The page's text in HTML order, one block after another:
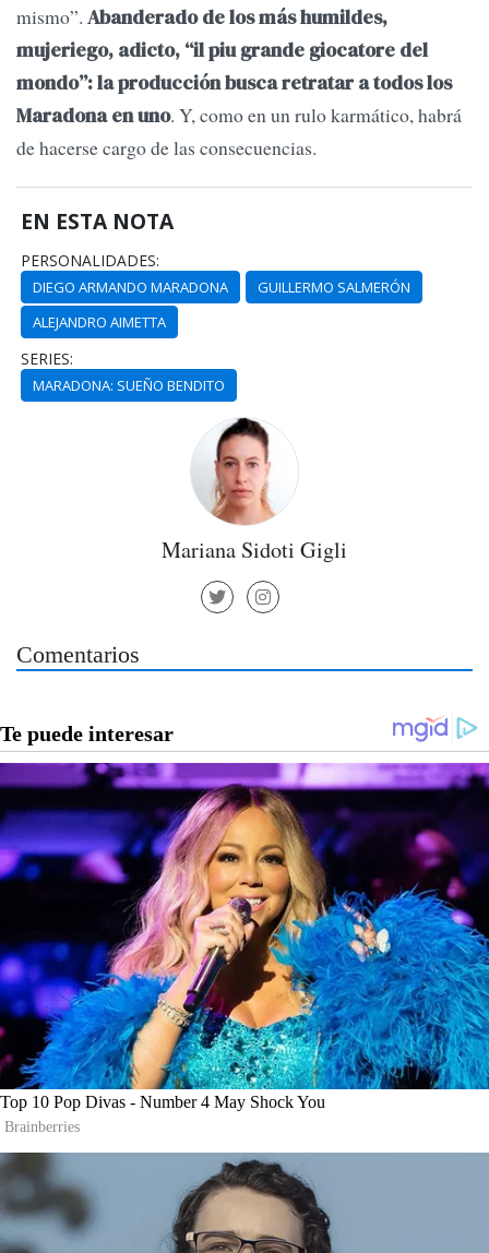
mismo”. Abanderado de los más humildes,
mujeriego, adicto, “il piu grande giocatore del
mondo”: la producción busca retratar a todos los
Maradona en uno. Y, como en un rulo karmático, habrá
de hacerse cargo de las consecuencias.
EN ESTA NOTA
PERSONALIDADES:
DIEGO ARMANDO MARADONA
GUILLERMO SALMERÓN
ALEJANDRO AIMETTA
SERIES:
MARADONA: SUEÑO BENDITO
Mariana Sidoti Gigli
Comentarios